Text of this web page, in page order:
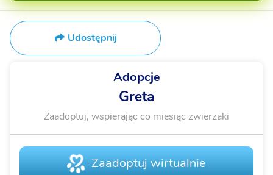
Udostępnij
Adopcje
Greta
Zaadoptuj, wspierając co miesiąc zwierzaki
Zaadoptuj wirtualnie